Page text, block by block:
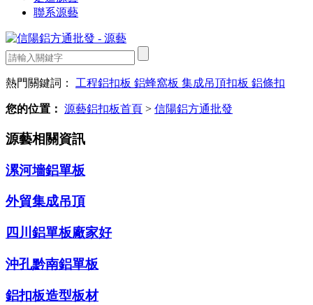
聯系源藝
熱門關鍵詞： 工程鋁扣板 鋁蜂窩板 集成吊頂扣板 鋁條扣
您的位置： 源藝鋁扣板首頁 > 信陽鋁方通批發
源藝相關資訊
漯河墻鋁單板
外貿集成吊頂
四川鋁單板廠家好
沖孔黔南鋁單板
鋁扣板造型板材